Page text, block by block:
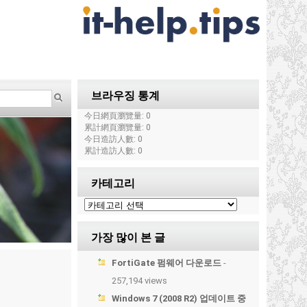
브라우징 통계
今日網頁瀏覽量: 0
累計網頁瀏覽量: 0
今日造訪人數: 0
累計造訪人數: 0
카테고리
가장 많이 본 글
FortiGate 펌웨어 다운로드 -
257,194 views
Windows 7 (2008 R2) 업데이트 중